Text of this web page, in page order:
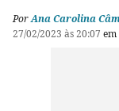
PorAna Carolina
27/02/2023 às 20:07 em